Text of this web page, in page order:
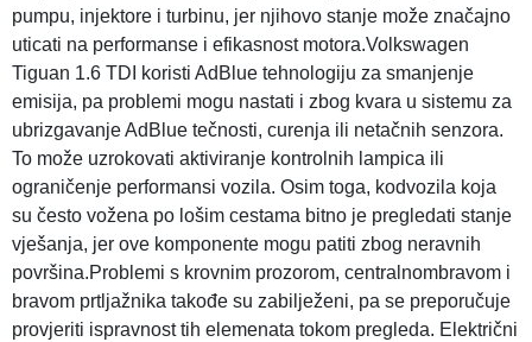
pumpu, injektore i turbinu, jer njihovo stanje može značajno
uticati na performanse i efikasnost motora.Volkswagen
Tiguan 1.6 TDI koristi AdBlue tehnologiju za smanjenje
emisija, pa problemi mogu nastati i zbog kvara u sistemu za
ubrizgavanje AdBlue tečnosti, curenja ili netačnih senzora.
To može uzrokovati aktiviranje kontrolnih lampica ili
ograničenje performansi vozila. Osim toga, kodvozila koja
su često vožena po lošim cestama bitno je pregledati stanje
vješanja, jer ove komponente mogu patiti zbog neravnih
površina.Problemi s krovnim prozorom, centralnombravom i
bravom prtljažnika takođe su zabilježeni, pa se preporučuje
provjeriti ispravnost tih elemenata tokom pregleda. Električni